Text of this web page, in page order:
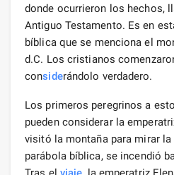
donde ocurrieron los hechos,
Antiguo Testamento. Es en
bíblica que se menciona el
d.C. Los cristianos
considerándolo verdadero.
Los primeros peregrinos a
pueden considerar la
visitó la montaña para mirar la
parábola bíblica, se incendió